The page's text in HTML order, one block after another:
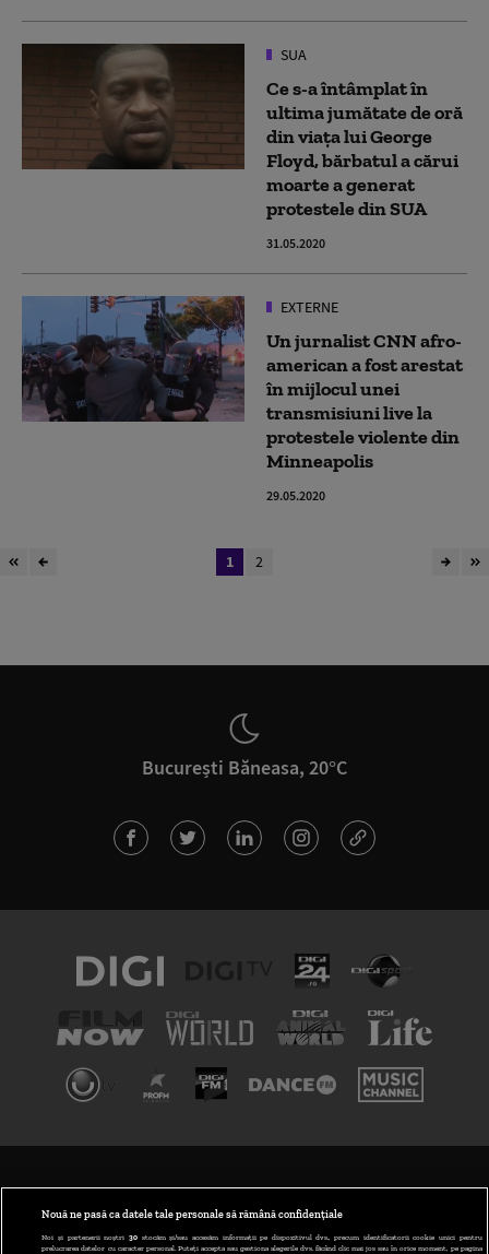
SUA
Ce s-a întâmplat în
ultima jumătate de oră
din viața lui George
Floyd, bărbatul a cărui
moarte a generat
protestele din SUA
31.05.2020
EXTERNE
Un jurnalist CNN afro-
american a fost arestat
în mijlocul unei
transmisiuni live la
protestele violente din
Minneapolis
29.05.2020
1 2
București Băneasa, 20°C
Nouă ne pasă ca datele tale personale să rămână confidențiale
Noi și partenerii noștri 30stocăm și/sau accesăm informații pe dispozitivul dvs., precum identificatorii cookie unici pentru
prelucrarea datelor cu caracter personal. Puteți accepta sau gestiona alegerile dvs. făcând clic mai jos sau în orice moment, pe pagina